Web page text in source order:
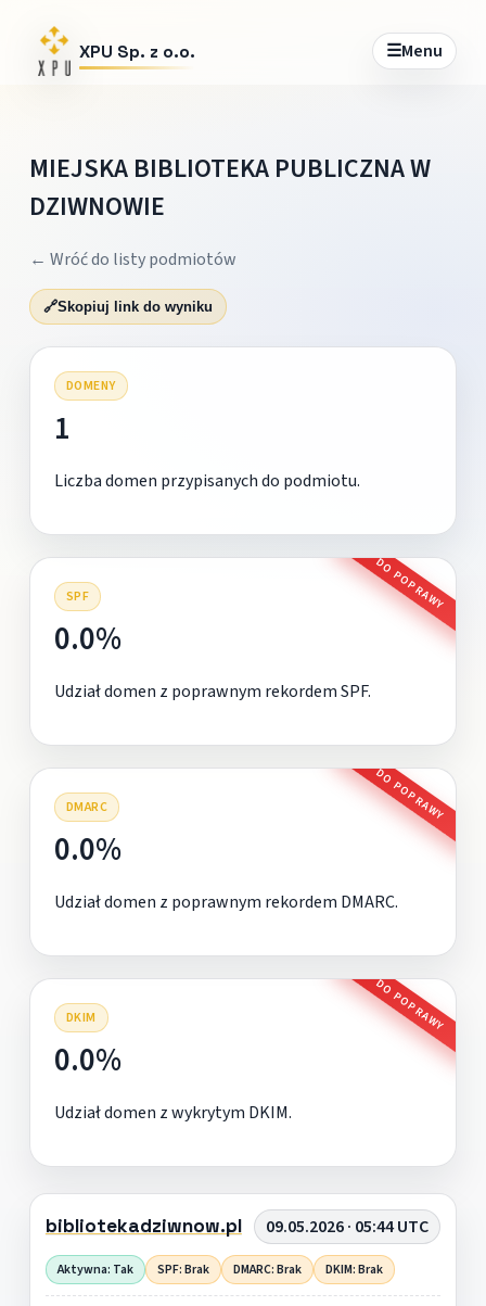
XPU Sp. z o.o. ☰Menu
MIEJSKA BIBLIOTEKA PUBLICZNA W
DZIWNOWIE
← Wróć do listy podmiotów
🔗Skopiuj link do wyniku
DOMENY
1
Liczba domen przypisanych do podmiotu.
SPF DO POPRAWY
0.0%
Udział domen z poprawnym rekordem SPF.
DMARC DO POPRAWY
0.0%
Udział domen z poprawnym rekordem DMARC.
DKIM DO POPRAWY
0.0%
Udział domen z wykrytym DKIM.
bibliotekadziwnow.pl 09.05.2026 · 05:44 UTC
Aktywna: Tak SPF: Brak DMARC: Brak DKIM: Brak